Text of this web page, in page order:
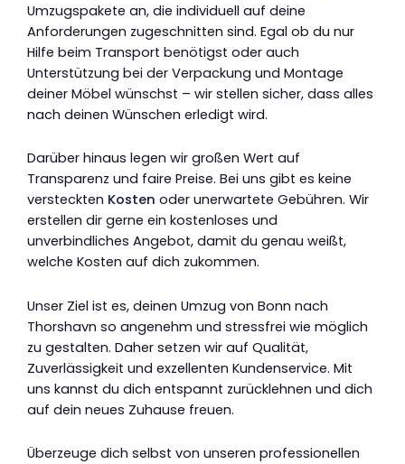
Umzugspakete an, die individuell auf deine
Anforderungen zugeschnitten sind. Egal ob du nur
Hilfe beim Transport benötigst oder auch
Unterstützung bei der Verpackung und Montage
deiner Möbel wünschst – wir stellen sicher, dass alles
nach deinen Wünschen erledigt wird.
Darüber hinaus legen wir großen Wert auf
Transparenz und faire Preise. Bei uns gibt es keine
versteckten Kosten oder unerwartete Gebühren. Wir
erstellen dir gerne ein kostenloses und
unverbindliches Angebot, damit du genau weißt,
welche Kosten auf dich zukommen.
Unser Ziel ist es, deinen Umzug von Bonn nach
Thorshavn so angenehm und stressfrei wie möglich
zu gestalten. Daher setzen wir auf Qualität,
Zuverlässigkeit und exzellenten Kundenservice. Mit
uns kannst du dich entspannt zurücklehnen und dich
auf dein neues Zuhause freuen.
Überzeuge dich selbst von unseren professionellen